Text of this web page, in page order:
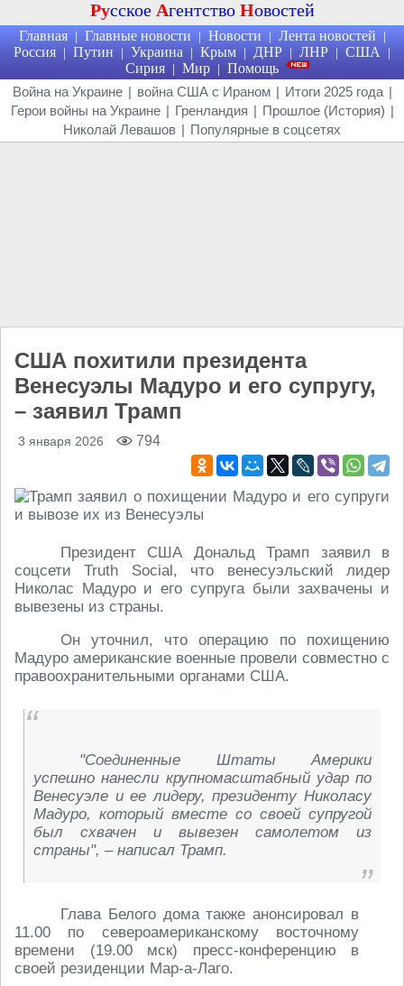
Русское Агентство Новостей
Главная | Главные новости | Новости | Лента новостей |
Россия | Путин | Украина | Крым | ДНР | ЛНР | США |
Сирия | Мир | Помощь
Война на Украине | война США с Ираном | Итоги 2025 года |
Герои войны на Украине | Гренландия | Прошлое (История) |
Николай Левашов | Популярные в соцсетях
США похитили президента
Венесуэлы Мадуро и его супругу,
– заявил Трамп
3 января 2026 794
Президент США Дональд Трамп заявил в
соцсети Truth Social, что венесуэльский лидер
Николас Мадуро и его супруга были захвачены и
вывезены из страны.
Он уточнил, что операцию по похищению
Мадуро американские военные провели совместно с
правоохранительными органами США.
"Соединенные Штаты Америки
успешно нанесли крупномасштабный удар по
Венесуэле и ее лидеру, президенту Николасу
Мадуро, который вместе со своей супругой
был схвачен и вывезен самолетом из
страны", – написал Трамп.
Глава Белого дома также анонсировал в
11.00 по североамериканскому восточному
времени (19.00 мск) пресс-конференцию в
своей резиденции Мар-а-Лаго.